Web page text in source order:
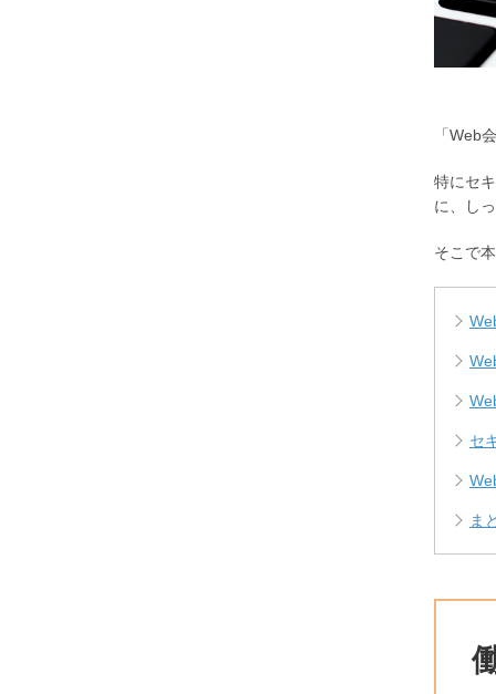
「Web
特にセ
に、し
そこで
セ
ま